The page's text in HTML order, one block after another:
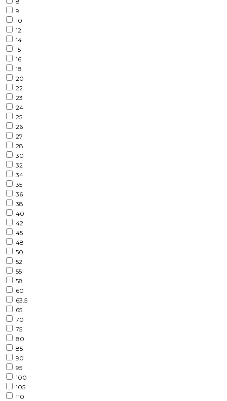
9
10
12
14
15
16
18
20
22
23
24
25
26
27
28
30
32
34
35
36
38
40
42
45
48
50
52
55
58
60
63.5
65
70
75
80
85
90
95
100
105
110